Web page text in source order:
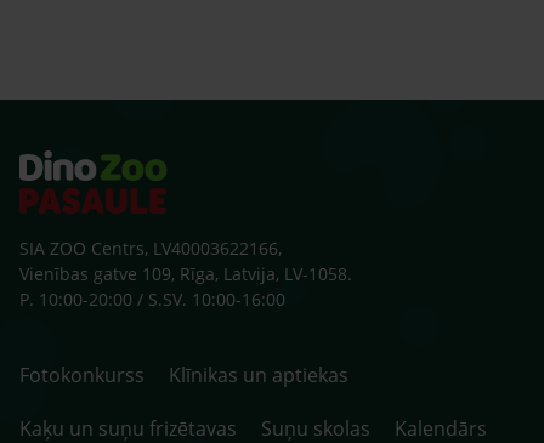
SIA ZOO Centrs, LV40003622166,
Vienības gatve 109, Rīga, Latvija, LV-1058.
P. 10:00-20:00 / S.SV. 10:00-16:00
Fotokonkurss
Klīnikas un aptiekas
Kaķu un suņu frizētavas
Suņu skolas
Kalendārs